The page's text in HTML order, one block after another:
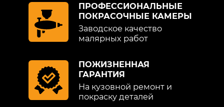
ПРОФЕССИОНАЛЬНЫЕ
ПОКРАСОЧНЫЕ КАМЕРЫ
Заводское качество
малярных работ
ПОЖИЗНЕННАЯ
ГАРАНТИЯ
На кузовной ремонт и
покраску деталей